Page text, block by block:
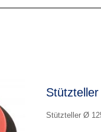
Stützteller Ø